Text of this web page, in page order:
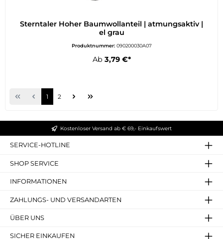
Sterntaler Hoher Baumwollanteil | atmungsaktiv |
el grau
Produktnummer: 090200030A07
Ab 3,79 €*
1 2
Kostenloser Versand ab € 69,- Einkaufswert
SERVICE-HOTLINE
SHOP SERVICE
INFORMATIONEN
ZAHLUNGS- UND VERSANDARTEN
ÜBER UNS
SICHER EINKAUFEN